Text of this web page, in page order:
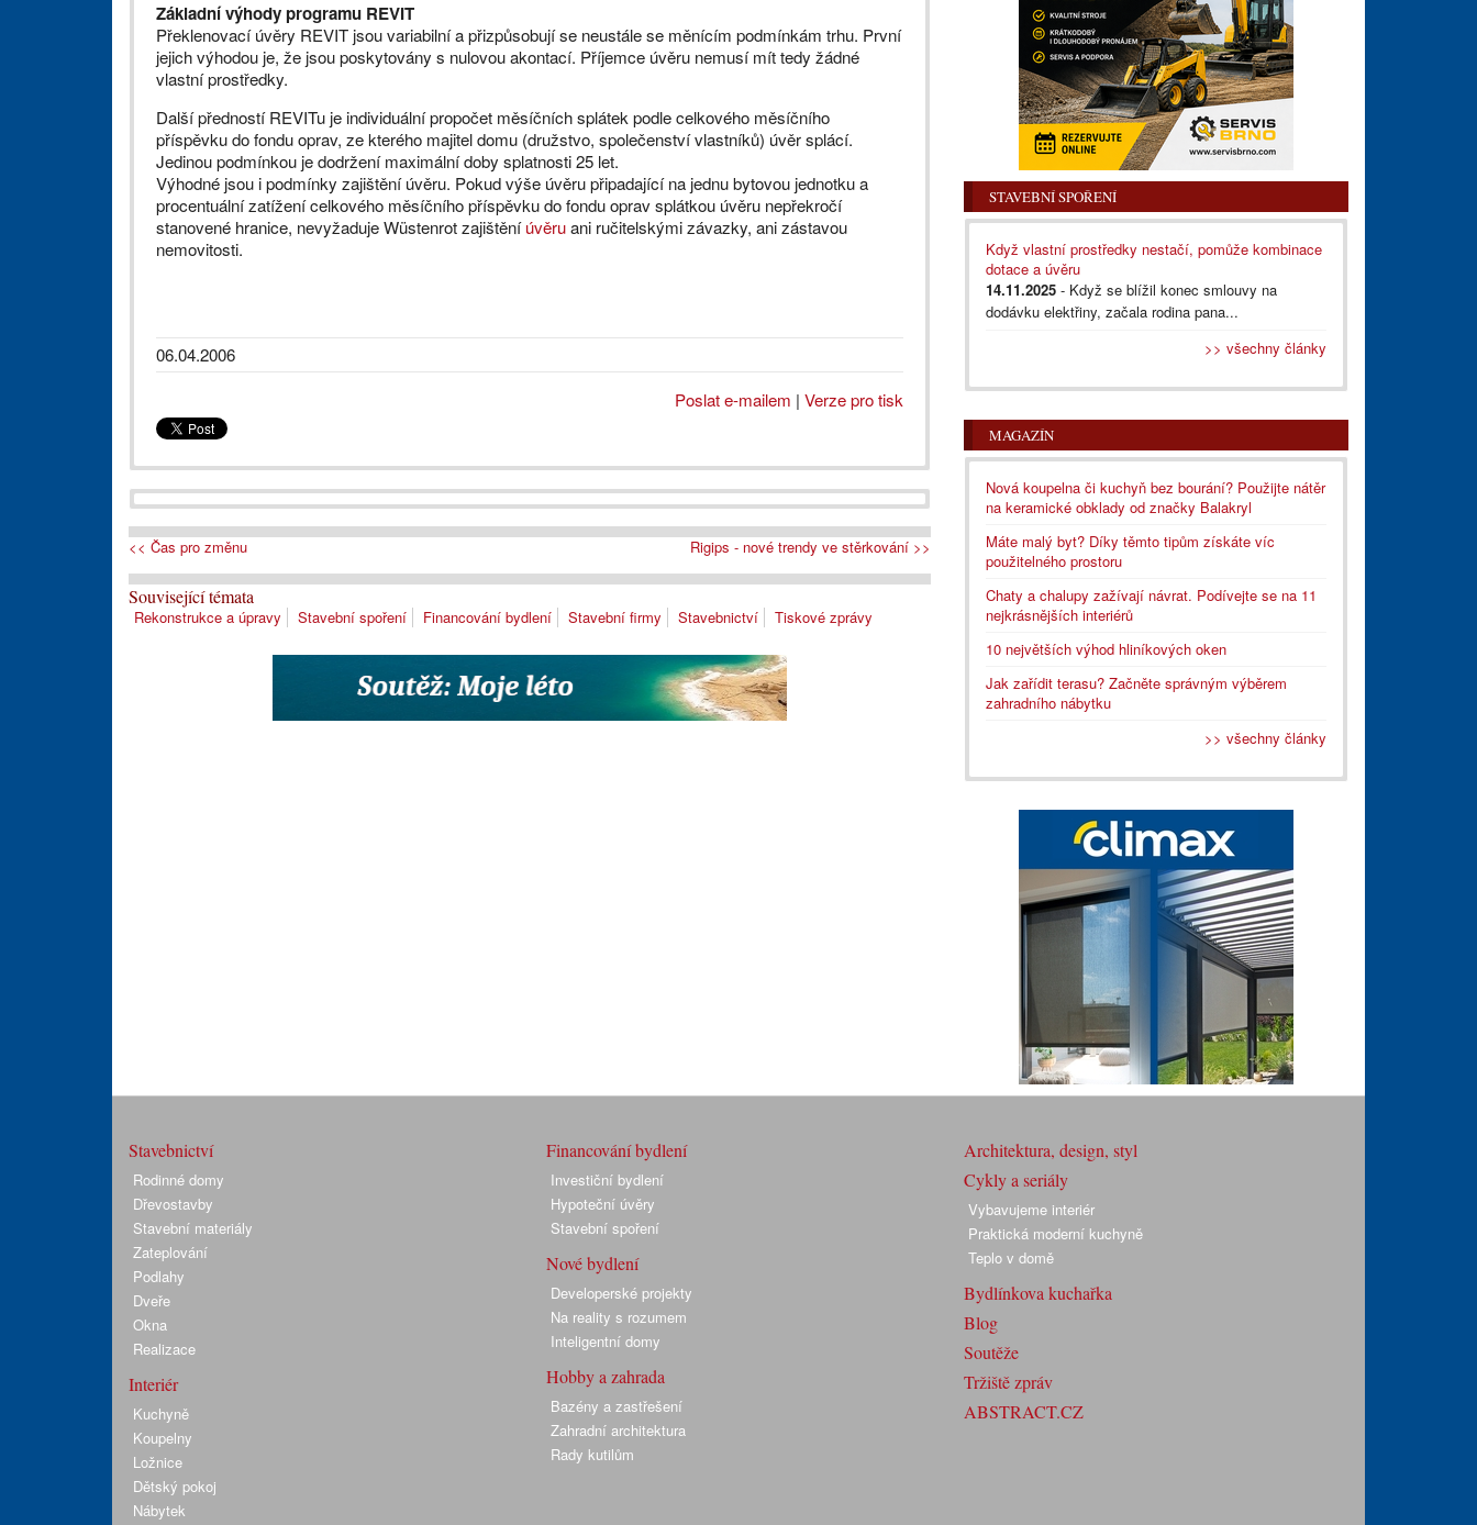
Základní výhody programu REVIT
Překlenovací úvěry REVIT jsou variabilní a přizpůsobují se neustále se měnícím podmínkám trhu. První
jejich výhodou je, že jsou poskytovány s nulovou akontací. Příjemce úvěru nemusí mít tedy žádné
vlastní prostředky.
Další předností REVITu je individuální propočet měsíčních splátek podle celkového měsíčního
příspěvku do fondu oprav, ze kterého majitel domu (družstvo, společenství vlastníků) úvěr splácí.
Jedinou podmínkou je dodržení maximální doby splatnosti 25 let.
Výhodné jsou i podmínky zajištění úvěru. Pokud výše úvěru připadající na jednu bytovou jednotku a
procentuální zatížení celkového měsíčního příspěvku do fondu oprav splátkou úvěru nepřekročí
stanovené hranice, nevyžaduje Wüstenrot zajištěníúvěruani ručitelskými závazky, ani zástavou
nemovitosti.
06.04.2006
Poslat e-mailem | Verze pro tisk
<< Čas pro změnu Rigips - nové trendy ve stěrkování >>
Související témata
Rekonstrukce a úpravy Stavební spoření Financování bydlení Stavební firmy Stavebnictví Tiskové zprávy
STAVEBNÍ SPOŘENÍ
Když vlastní prostředky nestačí, pomůže kombinace
dotace a úvěru
14.11.2025 - Když se blížil konec smlouvy na
dodávku elektřiny, začala rodina pana...
>> všechny články
MAGAZÍN
Nová koupelna či kuchyň bez bourání? Použijte nátěr
na keramické obklady od značky Balakryl
Máte malý byt? Díky těmto tipům získáte víc
použitelného prostoru
Chaty a chalupy zažívají návrat. Podívejte se na 11
nejkrásnějších interiérů
10 největších výhod hliníkových oken
Jak zařídit terasu? Začněte správným výběrem
zahradního nábytku
>> všechny články
Stavebnictví
Rodinné domy
Dřevostavby
Stavební materiály
Zateplování
Podlahy
Dveře
Okna
Realizace
Interiér
Kuchyně
Koupelny
Ložnice
Dětský pokoj
Nábytek
Financování bydlení
Investiční bydlení
Hypoteční úvěry
Stavební spoření
Nové bydlení
Developerské projekty
Na reality s rozumem
Inteligentní domy
Hobby a zahrada
Bazény a zastřešení
Zahradní architektura
Rady kutilům
Architektura, design, styl
Cykly a seriály
Vybavujeme interiér
Praktická moderní kuchyně
Teplo v domě
Bydlínkova kuchařka
Blog
Soutěže
Tržiště zpráv
ABSTRACT.CZ